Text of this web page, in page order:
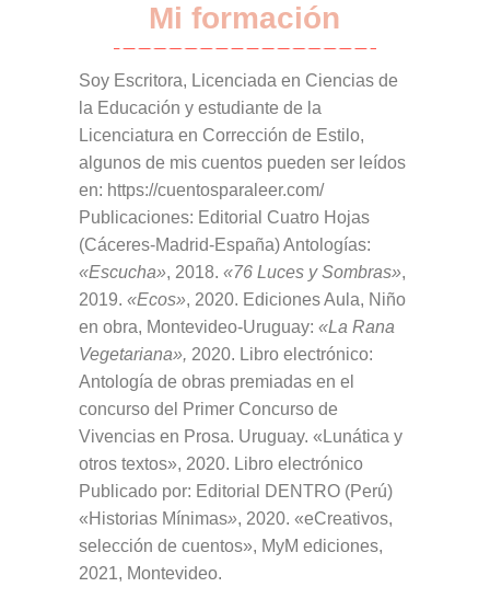
Mi formación
Soy Escritora, Licenciada en Ciencias de
la Educación y estudiante de la
Licenciatura en Corrección de Estilo,
algunos de mis cuentos pueden ser leídos
en: https://cuentosparaleer.com/
Publicaciones: Editorial Cuatro Hojas
(Cáceres-Madrid-España) Antologías:
«Escucha», 2018. «76 Luces y Sombras»,
2019. «Ecos», 2020. Ediciones Aula, Niño
en obra, Montevideo-Uruguay: «La Rana
Vegetariana», 2020. Libro electrónico:
Antología de obras premiadas en el
concurso del Primer Concurso de
Vivencias en Prosa. Uruguay. «Lunática y
otros textos», 2020. Libro electrónico
Publicado por: Editorial DENTRO (Perú)
«Historias Mínimas», 2020. «eCreativos,
selección de cuentos», MyM ediciones,
2021, Montevideo.